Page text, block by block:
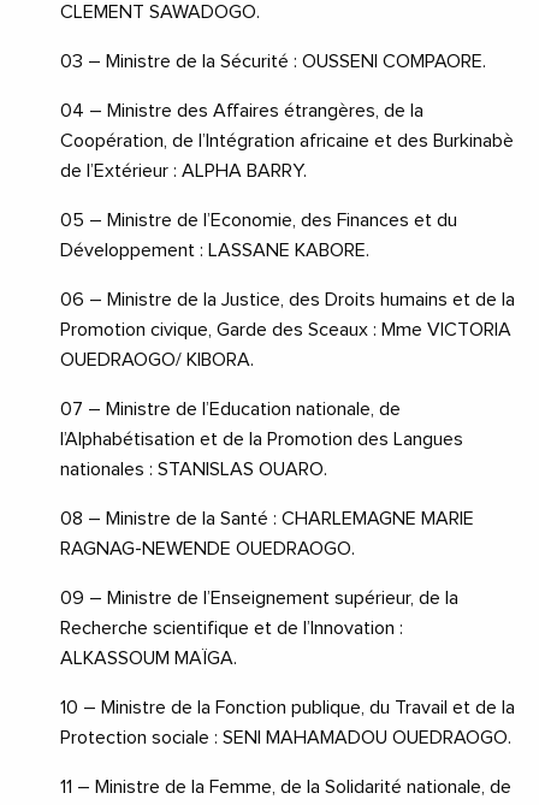
CLEMENT SAWADOGO.
03 – Ministre de la Sécurité : OUSSENI COMPAORE.
04 – Ministre des Affaires étrangères, de la
Coopération, de l’Intégration africaine et des Burkinabè
de l’Extérieur : ALPHA BARRY.
05 – Ministre de l’Economie, des Finances et du
Développement : LASSANE KABORE.
06 – Ministre de la Justice, des Droits humains et de la
Promotion civique, Garde des Sceaux : Mme VICTORIA
OUEDRAOGO/ KIBORA.
07 – Ministre de l’Education nationale, de
l’Alphabétisation et de la Promotion des Langues
nationales : STANISLAS OUARO.
08 – Ministre de la Santé : CHARLEMAGNE MARIE
RAGNAG-NEWENDE OUEDRAOGO.
09 – Ministre de l’Enseignement supérieur, de la
Recherche scientifique et de l’Innovation :
ALKASSOUM MAÏGA.
10 – Ministre de la Fonction publique, du Travail et de la
Protection sociale : SENI MAHAMADOU OUEDRAOGO.
11 – Ministre de la Femme, de la Solidarité nationale, de